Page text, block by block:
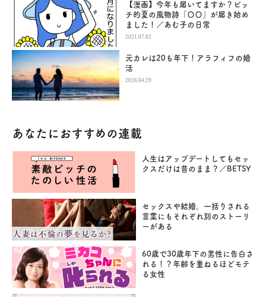
【漫画】今年も届いてますか？ビッ
チ的夏の風物詩「〇〇」が届き始め
ました！／あむ子の日常
2021.07.02
元カレは20も年下！アラフィフの婚
活
2026.04.29
あなたにおすすめの連載
人生はアップデートしてもセッ
クスだけは昔のまま？／BETSY
セックスや結婚。一括りされる
言葉にもそれぞれ別のストーリ
ーがある
60歳で30歳年下の男性に告白さ
れる！？年齢を重ねるほどモテ
る女性